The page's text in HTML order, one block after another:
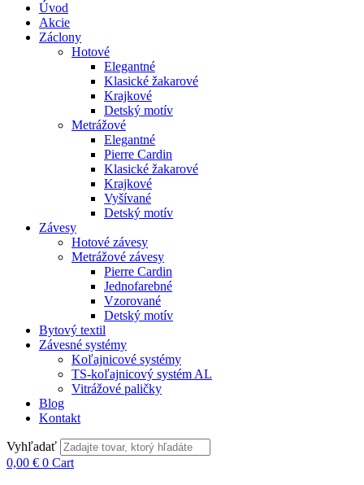
Úvod
Akcie
Záclony
Hotové
Elegantné
Klasické žakarové
Krajkové
Detský motív
Metrážové
Elegantné
Pierre Cardin
Klasické žakarové
Krajkové
Vyšívané
Detský motív
Závesy
Hotové závesy
Metrážové závesy
Pierre Cardin
Jednofarebné
Vzorované
Detský motív
Bytový textil
Závesné systémy
Koľajnicové systémy
TS-koľajnicový systém AL
Vitrážové paličky
Blog
Kontakt
Vyhľadať
0,00 € 0 Cart